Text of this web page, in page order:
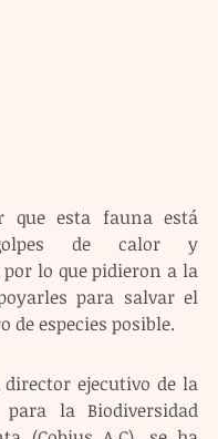
que esta fauna está
de calor y
lo que pidieron a la
para salvar el
de especies posible.
director ejecutivo de la
para la Biodiversidad